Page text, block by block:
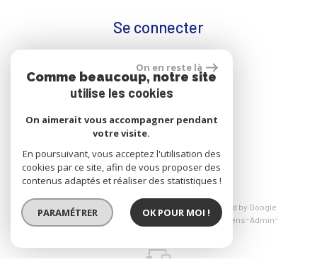
Se connecter
Espace propriétaire
réalisé par
© 2026 | Tous droits réservés | Traduction powered by Google
Mentions légales Nos honoraires Liens Admin
On en reste là
Comme beaucoup, notre site
utilise les cookies
On aimerait vous accompagner pendant
votre visite.
En poursuivant, vous acceptez l'utilisation des
cookies par ce site, afin de vous proposer des
contenus adaptés et réaliser des statistiques !
PARAMÉTRER OK POUR MOI !